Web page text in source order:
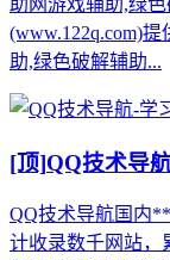
(www.122q.com)
助,绿色破解辅助...
[顶]QQ技术导
QQ技术导航国内
计收录数千网站，